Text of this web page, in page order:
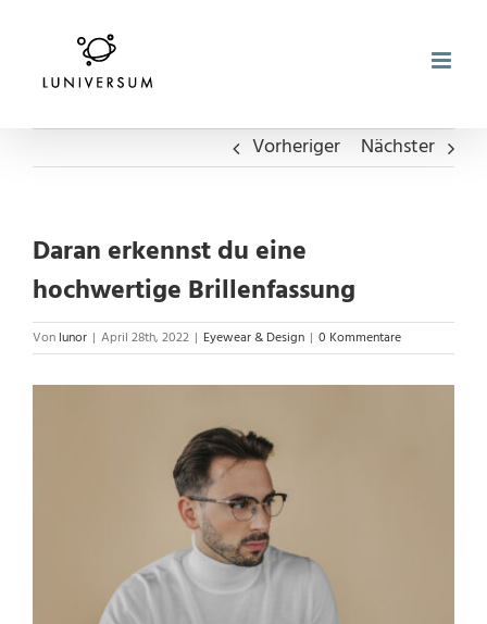
springen
Vorheriger Nächster
Daran erkennst du eine
hochwertige Brillenfassung
Von lunor | April 28th, 2022 | Eyewear & Design | 0 Kommentare